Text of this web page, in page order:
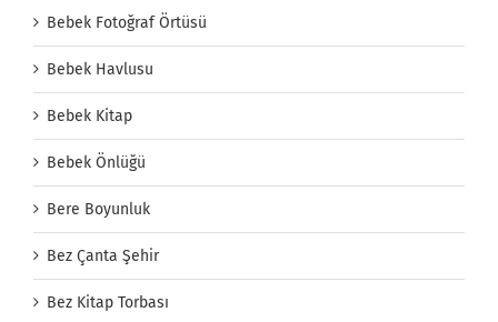
Bebek Fotoğraf Örtüsü
Bebek Havlusu
Bebek Kitap
Bebek Önlüğü
Bere Boyunluk
Bez Çanta Şehir
Bez Kitap Torbası